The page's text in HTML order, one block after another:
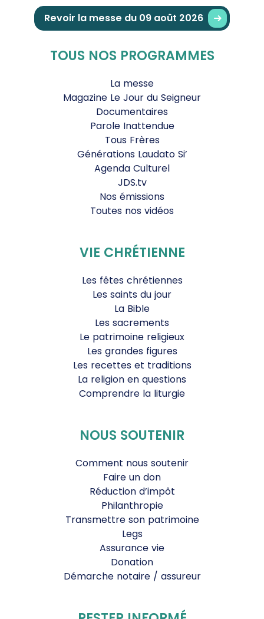
Revoir la messe du 09 août 2026
TOUS NOS PROGRAMMES
La messe
Magazine Le Jour du Seigneur
Documentaires
Parole Inattendue
Tous Frères
Générations Laudato Si’
Agenda Culturel
JDS.tv
Nos émissions
Toutes nos vidéos
VIE CHRÉTIENNE
Les fêtes chrétiennes
Les saints du jour
La Bible
Les sacrements
Le patrimoine religieux
Les grandes figures
Les recettes et traditions
La religion en questions
Comprendre la liturgie
NOUS SOUTENIR
Comment nous soutenir
Faire un don
Réduction d’impôt
Philanthropie
Transmettre son patrimoine
Legs
Assurance vie
Donation
Démarche notaire / assureur